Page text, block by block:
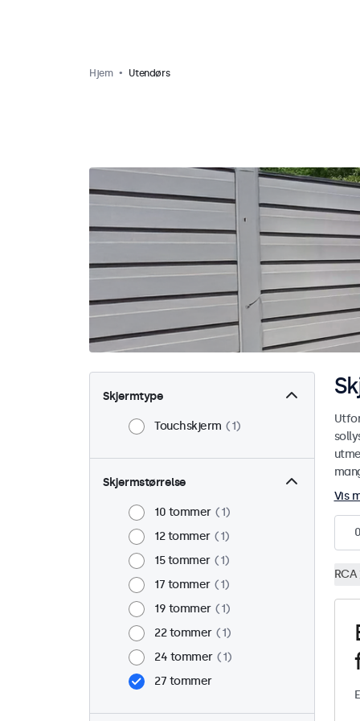
Hjem Utendørs
Skjermtype
Touchskjerm 1
Skjermstørrelse
10 tommer
1
12 tommer
1
15 tommer
1
17 tommer
1
19 tommer
1
22 tommer
1
24 tommer
1
27 tommer
Vis
0
RCA